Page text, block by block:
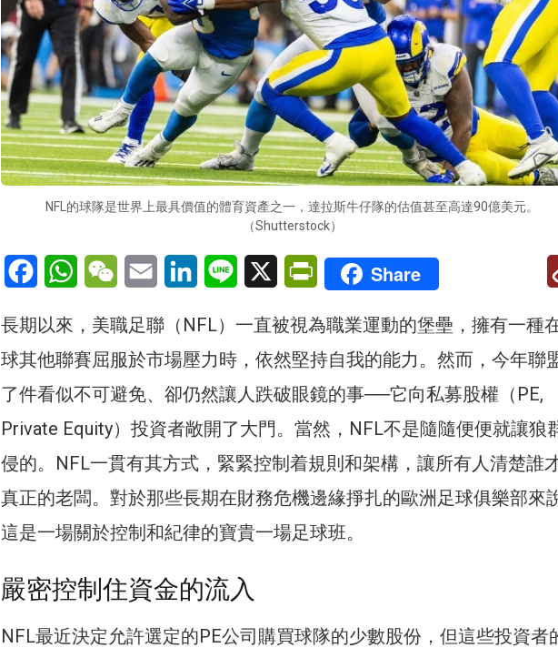
NFL的球隊是世界上最具價值的體育資產之一，達拉斯牛仔隊的估值甚至高達90億美元。
（Shutterstock）
FacebookWhatsAppWeChatEmail LinkedInLine X PrintFriendly
Share
長期以來，美職足聯（NFL）一直被視為職業運動的堡壘，擁有一種
球其他聯賽屈服於市場壓力時，依然堅持自我的能力。然而，今年聯
了件看似不可避免、卻仍然讓人跌破眼鏡的事──它向私募股權（PE,
Private Equity）投資者敞開了大門。當然，NFL不是隨隨便便就讓狼
侵的。NFL一貫有其方式，緊緊控制着規則和架構，讓所有人清楚誰
真正的老闆。對於那些長期在財務危機邊緣掙扎的歐洲足球俱樂部來
這是一場關於控制和紀律的寶貴一場足球班。
嚴密控制住資金的流入
NFL最近決定允許選定的PE公司購買球隊的少數股份，但這些投資者